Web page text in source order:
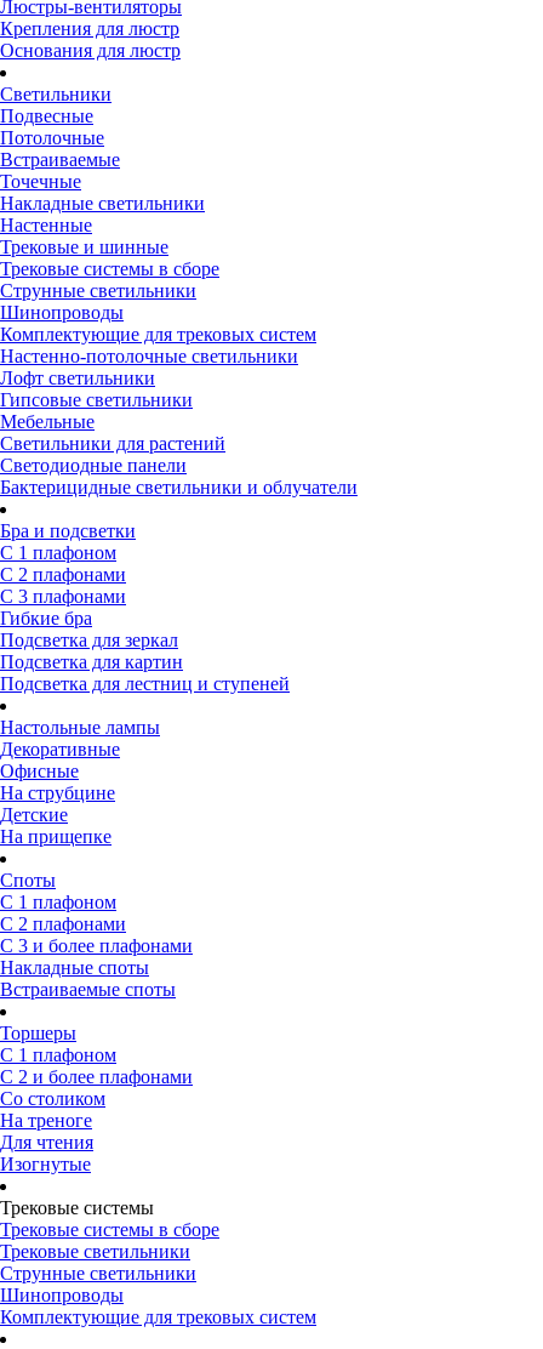
Люстры-вентиляторы
Крепления для люстр
Основания для люстр
Светильники
Подвесные
Потолочные
Встраиваемые
Точечные
Накладные светильники
Настенные
Трековые и шинные
Трековые системы в сборе
Струнные светильники
Шинопроводы
Комплектующие для трековых систем
Настенно-потолочные светильники
Лофт светильники
Гипсовые светильники
Мебельные
Светильники для растений
Светодиодные панели
Бактерицидные светильники и облучатели
Бра и подсветки
С 1 плафоном
С 2 плафонами
С 3 плафонами
Гибкие бра
Подсветка для зеркал
Подсветка для картин
Подсветка для лестниц и ступеней
Настольные лампы
Декоративные
Офисные
На струбцине
Детские
На прищепке
Споты
С 1 плафоном
С 2 плафонами
С 3 и более плафонами
Накладные споты
Встраиваемые споты
Торшеры
С 1 плафоном
С 2 и более плафонами
Со столиком
На треноге
Для чтения
Изогнутые
Трековые системы
Трековые системы в сборе
Трековые светильники
Струнные светильники
Шинопроводы
Комплектующие для трековых систем